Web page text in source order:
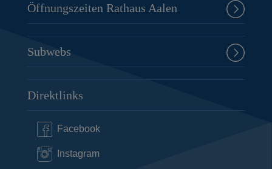
Öffnungszeiten Rathaus Aalen
Subwebs
Direktlinks
Facebook
Instagram